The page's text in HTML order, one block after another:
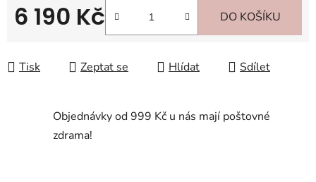
6 190 Kč DO KOŠÍKU
Tisk Zeptat se Hlídat Sdílet
Objednávky od 999 Kč u nás mají poštovné
zdrama!